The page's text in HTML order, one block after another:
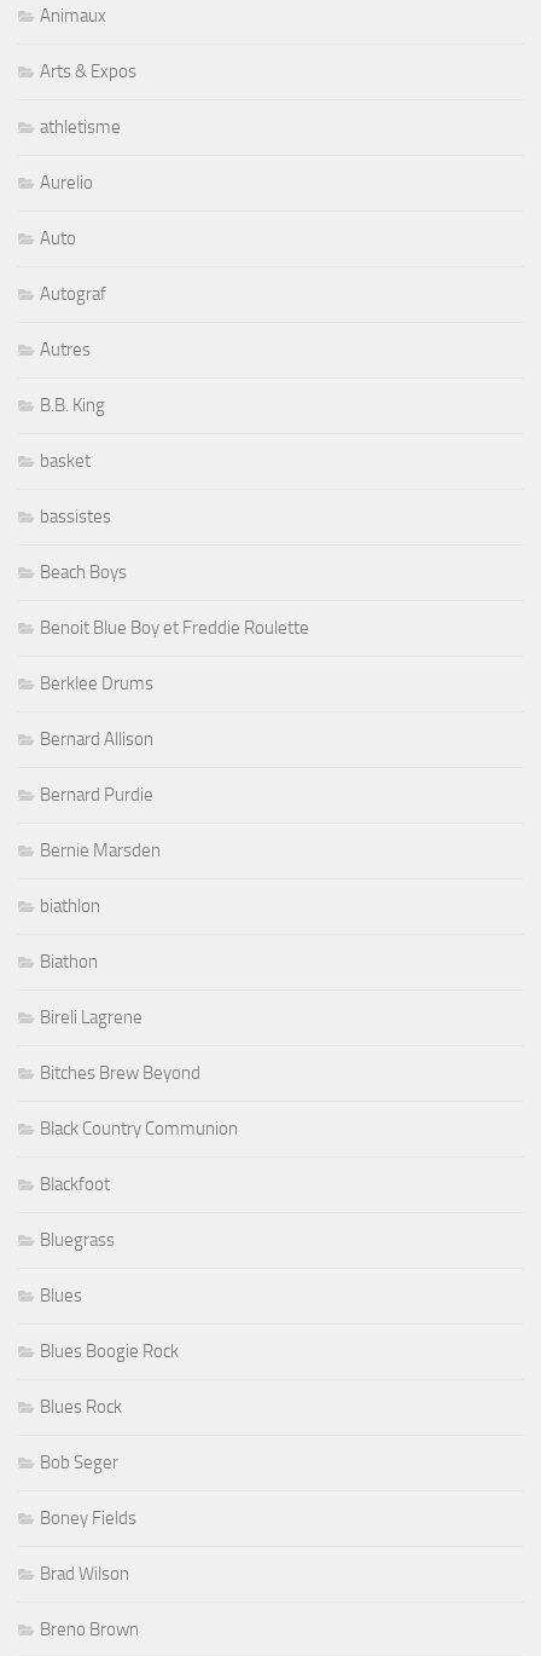
Animaux
Arts & Expos
athletisme
Aurelio
Auto
Autograf
Autres
B.B. King
basket
bassistes
Beach Boys
Benoit Blue Boy et Freddie Roulette
Berklee Drums
Bernard Allison
Bernard Purdie
Bernie Marsden
biathlon
Biathon
Bireli Lagrene
Bitches Brew Beyond
Black Country Communion
Blackfoot
Bluegrass
Blues
Blues Boogie Rock
Blues Rock
Bob Seger
Boney Fields
Brad Wilson
Breno Brown